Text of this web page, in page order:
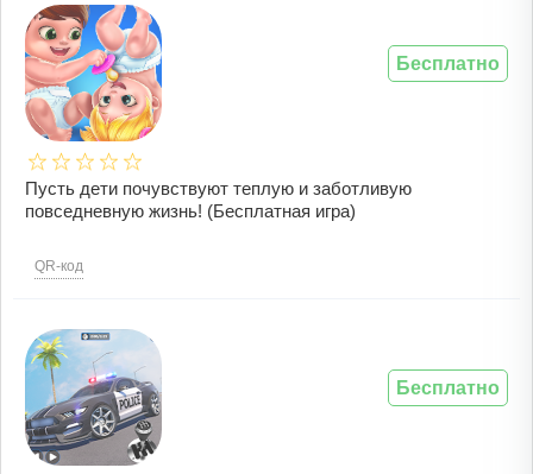
Пусть дети почувствуют теплую и заботливую
повседневную жизнь! (Бесплатная игра)
QR-код
Бесплатно
Бесплатно